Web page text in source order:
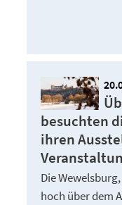
besuchten
ihren
Die
hoch über dem